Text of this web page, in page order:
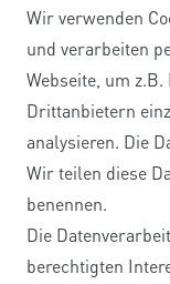
Wir verwenden
und verarbeiten
Webseite, um
Drittanbietern
analysieren. Die
Wir teilen diese
benennen.
Die
berechtigten